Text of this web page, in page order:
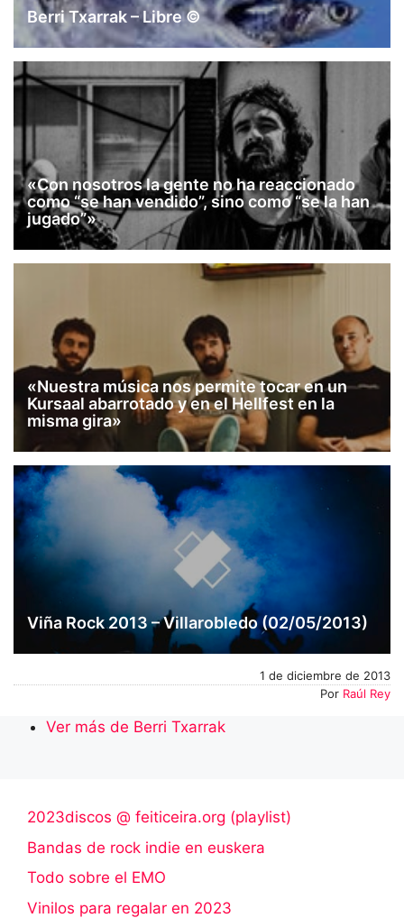
Berri Txarrak – Libre ©
«Con nosotros la gente no ha reaccionado
como “se han vendido”, sino como “se la han
jugado”»
«Nuestra música nos permite tocar en un
Kursaal abarrotado y en el Hellfest en la
misma gira»
Viña Rock 2013 – Villarobledo (02/05/2013)
1 de diciembre de 2013
Por Raúl Rey
Ver más de Berri Txarrak
2023discos @ feiticeira.org (playlist)
Bandas de rock indie en euskera
Todo sobre el EMO
Vinilos para regalar en 2023